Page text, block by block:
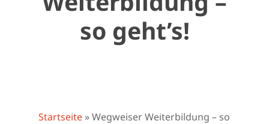
so geht’s!
Startseite »Wegweiser Weiterbildung – so